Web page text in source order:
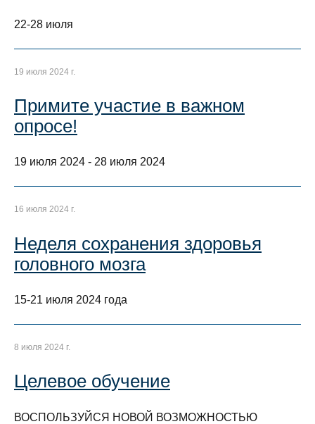
22-28 июля
19 июля 2024 г.
Примите участие в важном
опросе!
19 июля 2024 - 28 июля 2024
16 июля 2024 г.
Неделя сохранения здоровья
головного мозга
15-21 июля 2024 года
8 июля 2024 г.
Целевое обучение
ВОСПОЛЬЗУЙСЯ НОВОЙ ВОЗМОЖНОСТЬЮ